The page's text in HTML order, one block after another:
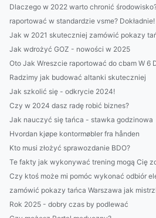
Dlaczego w 2022 warto chronić
raportować w standardzie vsme? Dokładnie!
Jak w 2021 skuteczniej zamówić pokazy
Jak wdrożyć GOZ - nowości w 2025
Oto Jak Wreszcie raportować do cbam W 6
Radzimy jak budować altanki skuteczniej
Jak szkolić się - odkrycie 2024!
Czy w 2024 dasz radę robić biznes?
Jak nauczyć się tańca - stawka godzinowa
Hvordan kjøpe kontormøbler fra hånden
Kto musi złożyć sprawozdanie BDO?
Te fakty jak wykonywać trening mogą Cię
Czy ktoś może mi pomóc wykonać odbiór
zamówić pokazy tańca Warszawa jak
Rok 2025 - dobry czas by podlewać